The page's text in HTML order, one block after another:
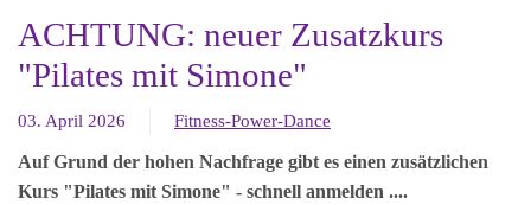
ACHTUNG: neuer Zusatzkurs
"Pilates mit Simone"
03. April 2026 Fitness-Power-Dance
Auf Grund der hohen Nachfrage gibt es einen zusätzlichen
Kurs "Pilates mit Simone" - schnell anmelden ....